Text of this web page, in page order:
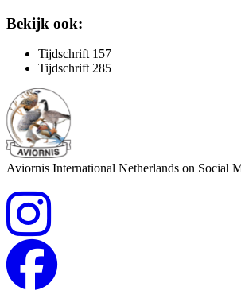
Bekijk ook:
Tijdschrift 157
Tijdschrift 285
Aviornis International Netherlands on Social